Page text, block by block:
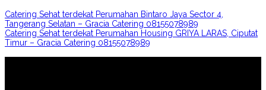
Catering Sehat terdekat Perumahan Bintaro Jaya Sector 4,
Tangerang Selatan – Gracia Catering 08155078989
Catering Sehat terdekat Perumahan Housing GRIYA LARAS, Ciputat
Timur – Gracia Catering 08155078989